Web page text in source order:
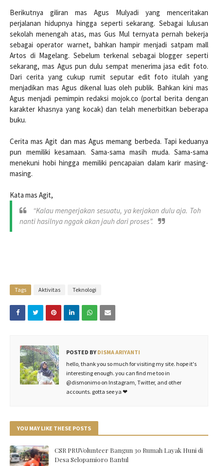
Berikutnya giliran mas Agus Mulyadi yang menceritakan
perjalanan hidupnya hingga seperti sekarang. Sebagai lulusan
sekolah menengah atas, mas Gus Mul ternyata pernah bekerja
sebagai operator warnet, bahkan hampir menjadi satpam mall
Artos di Magelang. Sebelum terkenal sebagai blogger seperti
sekarang, mas Agus pun dulu sempat menerima jasa edit foto.
Dari cerita yang cukup rumit seputar edit foto itulah yang
menjadikan mas Agus dikenal luas oleh publik. Bahkan kini mas
Agus menjadi pemimpin redaksi mojok.co (portal berita dengan
karakter khasnya yang kocak) dan telah menerbitkan beberapa
buku.
Cerita mas Agit dan mas Agus memang berbeda. Tapi keduanya
pun memiliki kesamaan. Sama-sama masih muda. Sama-sama
menekuni hobi hingga memiliki pencapaian dalam karir masing-
masing.
Kata mas Agit,
“Kalau mengerjakan sesuatu, ya kerjakan dulu aja. Toh
nanti hasilnya nggak akan jauh dari proses”.
Tags Aktivitas Teknologi
POSTED BY DISMA ARIYANTI
hello, thank you so much for visiting my site. hope it's
interesting enough. you can find me too in
@dismonimo on Instagram, Twitter, and other
accounts. gotta see ya ❤
YOU MAY LIKE THESE POSTS
CSR PRUVolunteer Bangun 30 Rumah Layak Huni di
Desa Selopamioro Bantul